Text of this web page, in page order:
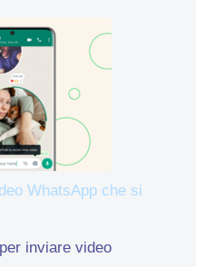
WhatsApp che si
inviare video